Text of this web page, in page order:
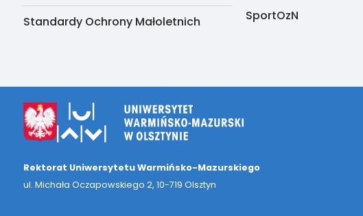
Standardy Ochrony Małoletnich SportOzN
Rektorat Uniwersytetu Warmińsko-Mazurskiego
ul. Michała Oczapowskiego 2, 10-719 Olsztyn